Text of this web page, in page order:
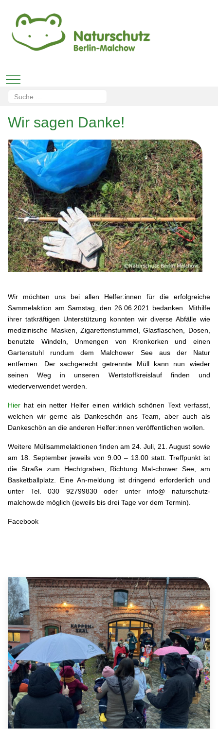
Mobile Menu Toggle
Suchen
Wir sagen Danke!
Wir möchten uns bei allen Helfer:innen für die erfolgreiche
Sammelaktion am Samstag, den 26.06.2021 bedanken. Mithilfe
ihrer tatkräftigen Unterstützung konnten wir diverse Abfälle wie
medizinische Masken, Zigarettenstummel, Glasflaschen, Dosen,
benutzte Windeln, Unmengen von Kronkorken und einen
Gartenstuhl rundum dem Malchower See aus der Natur
entfernen. Der sachgerecht getrennte Müll kann nun wieder
seinen Weg in unseren Wertstoffkreislauf finden und
wiederverwendet werden.
Hier hat ein netter Helfer einen wirklich schönen Text verfasst,
welchen wir gerne als Dankeschön ans Team, aber auch als
Dankeschön an die anderen Helfer:innen veröffentlichen wollen.
Weitere Müllsammelaktionen finden am 24. Juli, 21. August sowie
am 18. September jeweils von 9.00 – 13.00 statt. Treffpunkt ist
die Straße zum Hechtgraben, Richtung Mal-chower See, am
Basketballplatz. Eine An-meldung ist dringend erforderlich und
unter Tel. 030 92799830 oder unter info@ naturschutz-
malchow.de möglich (jeweils bis drei Tage vor dem Termin).
Facebook